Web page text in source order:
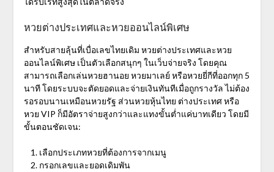
หวยต่างประเทศและหวยออนไลน์พิเศษ
สำหรับสายลุ้นที่เบื่อเลขไทยเดิม หวยต่างประเทศและหวย
ออนไลน์พิเศษเป็นตัวเลือกสนุกๆ ในเว็บจ่ายจริง โดยคุณ
สามารถเลือกเล่นหวยฮานอย หวยมาเลย์ หรือหวยยี่กีที่ออกทุก 5
นาที โดยระบบจะตัดยอดและจ่ายเงินทันทีเมื่อถูกรางวัล ไม่ต้อง
รอรอบนานเหมือนหวยรัฐ ส่วนหวยหุ้นไทย ต่างประเทศ หรือ
หวย VIP ก็มีอัตราจ่ายสูงกว่าและแทงขั้นต่ำแค่บาทเดียว โดยมี
ขั้นตอนชัดเจน:
เลือกประเภทหวยที่ต้องการจากเมนู
กรอกเลขและยอดเดิมพัน